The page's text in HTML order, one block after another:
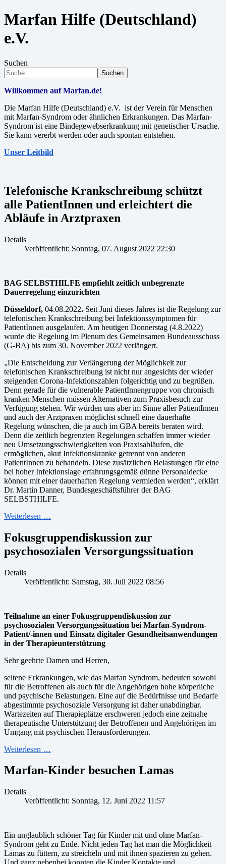
Marfan Hilfe (Deutschland)
e.V.
Suchen
Suchen
Willkommen auf Marfan.de!
Die Marfan Hilfe (Deutschland) e.V. ist der Verein für Menschen
mit Marfan-Syndrom oder ähnlichen Erkrankungen. Das Marfan-
Syndrom ist eine Bindegewebserkrankung mit genetischer Ursache.
Sie kann vererbt werden oder auch spontan entstehen.
Unser Leitbild
Telefonische Krankschreibung schützt
alle PatientInnen und erleichtert die
Abläufe in Arztpraxen
Details
Veröffentlicht: Sonntag, 07. August 2022 22:30
BAG SELBSTHILFE empfiehlt zeitlich unbegrenzte
Dauerregelung einzurichten
Düsseldorf, 04.08.2022. Seit Juni dieses Jahres ist die Regelung zur
telefonischen Krankschreibung bei Infektionssymptomen für
PatientInnen ausgelaufen. Am heutigen Donnerstag (4.8.2022)
wurde die Regelung im Plenum des Gemeinsamen Bundeausschuss
(G-BA) bis zum 30. November 2022 verlängert.
„Die Entscheidung zur Verlängerung der Möglichkeit zur
telefonischen Krankschreibung ist nicht nur angesichts der wieder
steigenden Corona-Infektionszahlen folgerichtig und zu begrüßen.
Denn gerade für die vulnerable PatientInnengruppe von chronisch
kranken Menschen müssen Alternativen zum Praxisbesuch zur
Verfügung stehen. Wir würden uns aber im Sinne aller PatientInnen
und auch der Arztpraxen möglichst schnell eine dauerhafte
Regelung wünschen, die ja auch im GBA bereits beraten wird.
Denn die zeitlich begrenzten Regelungen schaffen immer wieder
neu Umsetzungsschwierigkeiten von Praxisabläufen, die
ermöglichen, akut Infektionskranke getrennt von anderen
PatientInnen zu behandeln. Diese zusätzlichen Belastungen für eine
bei hoher Infektionslage erfahrungsgemäß dünne Personaldecke
können mit einer dauerhaften Regelung vermieden werden“, erklärt
Dr. Martin Danner, Bundesgeschäftsführer der BAG
SELBSTHILFE.
Weiterlesen …
Fokusgruppendiskussion zur
psychosozialen Versorgungssituation
Details
Veröffentlicht: Samstag, 30. Juli 2022 08:56
Teilnahme an einer Fokusgruppendiskussion zur
psychosozialen Versorgungssituation bei Marfan-Syndrom-
Patient/-innen und Einsatz digitaler Gesundheitsanwendungen
in der Therapieunterstützung
Sehr geehrte Damen und Herren,
seltene Erkrankungen, wie das Marfan Syndrom, bedeuten sowohl
für die Betroffenen als auch für die Angehörigen hohe körperliche
und psychische Belastungen. Eine auf die Bedürfnisse und Bedarfe
abgestimmte psychosoziale Versorgung ist daher unabdingbar.
Wartezeiten auf Therapieplätze erschweren jedoch eine zeitnahe
therapeutische Unterstützung der Betroffenen und Angehörigen im
Umgang mit psychischen Herausforderungen.
Weiterlesen …
Marfan-Kinder besuchen Lamas
Details
Veröffentlicht: Sonntag, 12. Juni 2022 11:57
Ein unglaublich schöner Tag für Kinder mit und ohne Marfan-
Syndrom geht zu Ende. Nicht jeden Tag hat man die Möglichkeit
Lamas zu füttern, zu streicheln und mit ihnen spazieren zu gehen.